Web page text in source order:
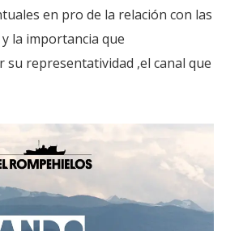
en pro de la relación con las
la importancia que
su representatividad ,el canal que